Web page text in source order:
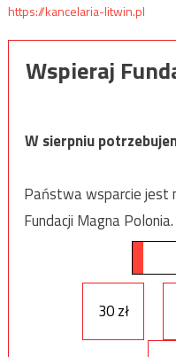
https://kancelaria-litwin.pl
Wspieraj
W sierpniu
Państwa wsparcie jest
Fundacji Magna Polonia.
30 zł